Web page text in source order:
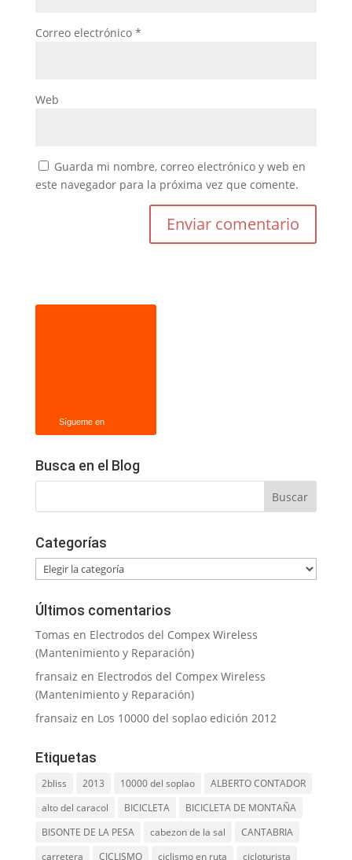
Correo electrónico *
Web
Guarda mi nombre, correo electrónico y web en
este navegador para la próxima vez que comente.
Sígueme en
Busca en el Blog
Categorías
Categorías
Últimos comentarios
Tomas en Electrodos del Compex Wireless
(Mantenimiento y Reparación)
fransaiz en Electrodos del Compex Wireless
(Mantenimiento y Reparación)
fransaiz en Los 10000 del soplao edición 2012
Etiquetas
2bliss 2013 10000 del soplao
ALBERTO CONTADOR
alto del caracol
BICICLETA
BICICLETA DE MONTAÑA
BISONTE DE LA PESA
cabezon de la sal
CANTABRIA
carretera
CICLISMO ciclismo en ruta cicloturista